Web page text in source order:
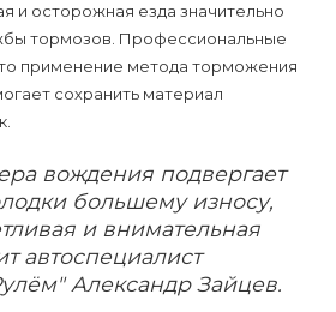
и осторожная езда значительно
тормозов. Профессиональные
применение метода торможения
сохранить материал
вождения подвергает
большему износу,
и внимательная
автоспециалист
Александр Зайцев.